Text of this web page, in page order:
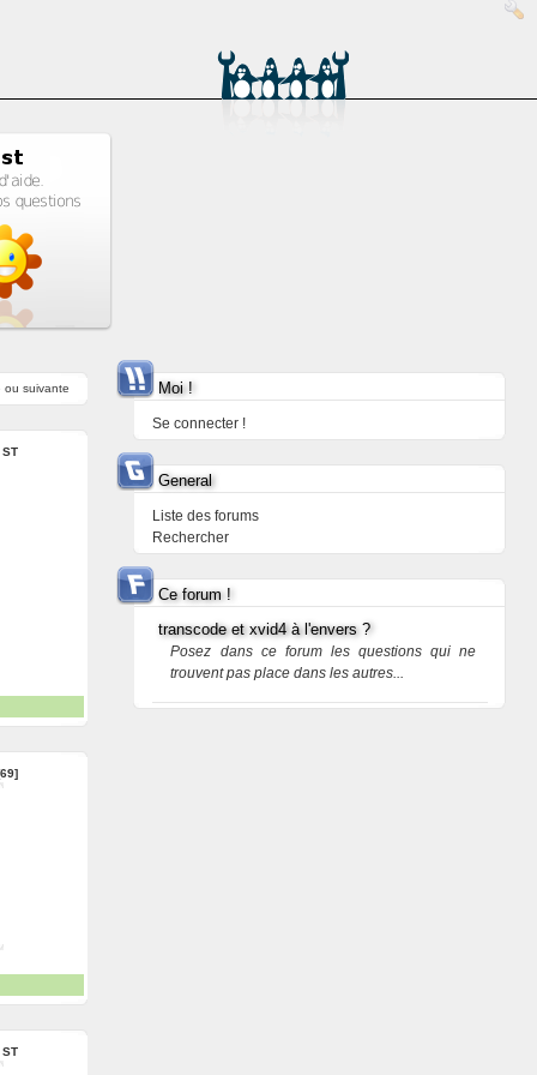
ou suivante
ST
ST
Moi !
Se connecter !
General
Liste des forums
Rechercher
Ce forum !
transcode et xvid4 à l'envers ?
Posez dans ce forum les questions qui ne
trouvent pas place dans les autres...